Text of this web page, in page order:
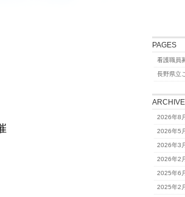
PAGES
看護職員
長野県立
2026年8
2026年5
2026年3
2026年2
2025年6
2025年2